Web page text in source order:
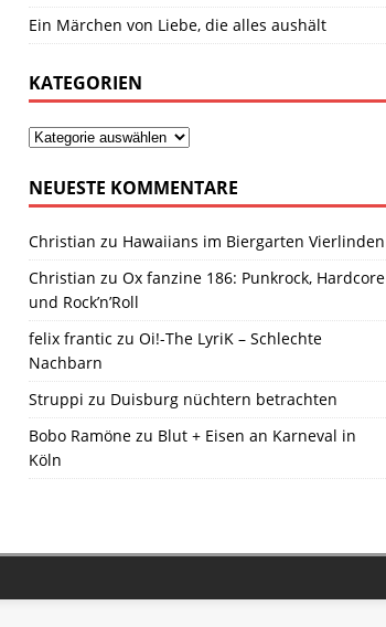
Ein Märchen von Liebe, die alles aushält
KATEGORIEN
NEUESTE KOMMENTARE
Christian zu Hawaiians im Biergarten Vierlinden
Christian zu Ox fanzine 186: Punkrock, Hardcore
und Rock’n’Roll
felix frantic zu Oi!-The LyriK – Schlechte
Nachbarn
Struppi zu Duisburg nüchtern betrachten
Bobo Ramönezu Blut + Eisen an Karneval in
Köln